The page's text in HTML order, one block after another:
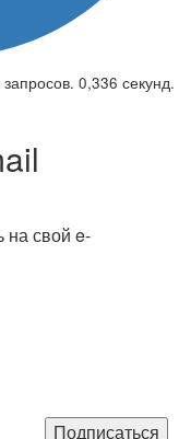
0,336 секунд.
на свой e-
Подписаться